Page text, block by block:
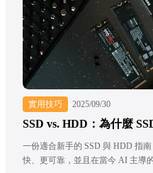
實用技巧 2025/09/30
SSD vs. HDD：為什麼
一份適合新手的 SSD 與 HDD 指
快、更可靠，並且在當今 AI 主導